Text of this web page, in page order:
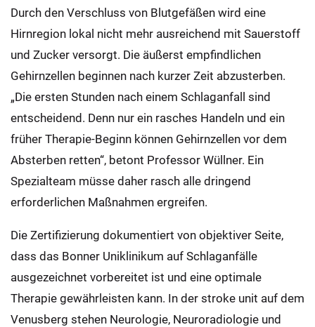
Durch den Verschluss von Blutgefäßen wird eine
Hirnregion lokal nicht mehr ausreichend mit Sauerstoff
und Zucker versorgt. Die äußerst empfindlichen
Gehirnzellen beginnen nach kurzer Zeit abzusterben.
„Die ersten Stunden nach einem Schlaganfall sind
entscheidend. Denn nur ein rasches Handeln und ein
früher Therapie-Beginn können Gehirnzellen vor dem
Absterben retten“, betont Professor Wüllner. Ein
Spezialteam müsse daher rasch alle dringend
erforderlichen Maßnahmen ergreifen.
Die Zertifizierung dokumentiert von objektiver Seite,
dass das Bonner Uniklinikum auf Schlaganfälle
ausgezeichnet vorbereitet ist und eine optimale
Therapie gewährleisten kann. In der stroke unit auf dem
Venusberg stehen Neurologie, Neuroradiologie und